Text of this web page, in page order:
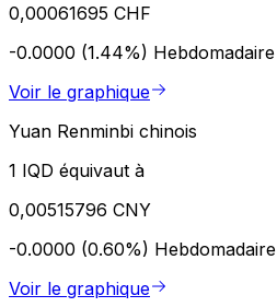
0,00061695 CHF
-0.0000 (1.44%) Hebdomadaire
Voir le graphique
Yuan Renminbi chinois
1 IQD équivaut à
0,00515796 CNY
-0.0000 (0.60%) Hebdomadaire
Voir le graphique